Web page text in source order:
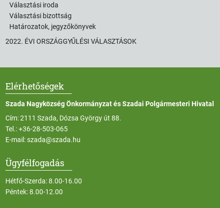
Választási iroda
Választási bizottság
Határozatok, jegyzőkönyvek
2022. ÉVI ORSZÁGGYŰLÉSI VÁLASZTÁSOK
Elérhetőségek
Szada Nagyközség Önkormányzat és Szadai Polgármesteri Hivatal
Cím: 2111 Szada, Dózsa György út 88.
Tel.:+36-28-503-065
E-mail:szada@szada.hu
Ügyfélfogadás
Hétfő-Szerda: 8.00-16.00
Péntek: 8.00-12.00